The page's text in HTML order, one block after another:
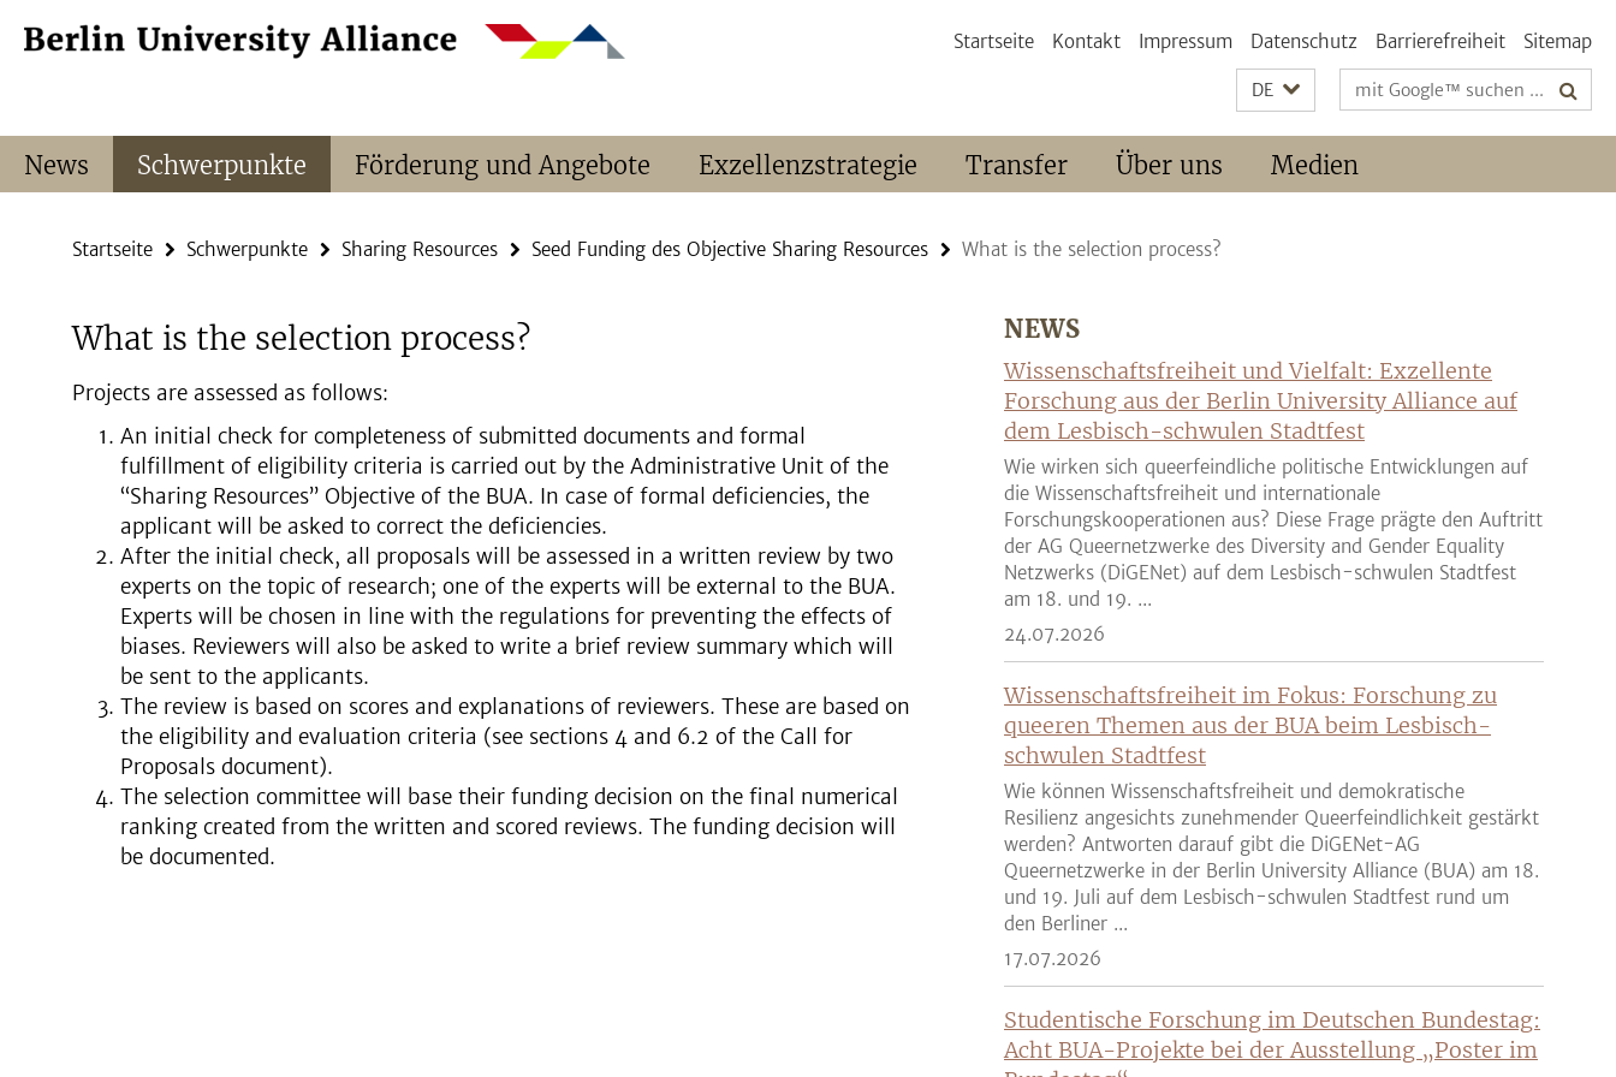
direkt
Service-
Startseite Kontakt Impressum Datenschutz Barrierefreiheit Sitemap
DE Suchbegriffe
News Schwerpunkte Förderung und Angebote Exzellenzstrategie Transfer Über uns Medien
Startseite Schwerpunkte Sharing Resources Seed Funding des Objective Sharing Resources What is the selection process?
What is the selection process?
Projects are assessed as follows:
An initial check for completeness of submitted documents and formal
fulfillment of eligibility criteria is carried out by the Administrative Unit of the
“Sharing Resources” Objective of the BUA. In case of formal deficiencies, the
applicant will be asked to correct the deficiencies.
After the initial check, all proposals will be assessed in a written review by two
experts on the topic of research; one of the experts will be external to the BUA.
Experts will be chosen in line with the regulations for preventing the effects of
biases. Reviewers will also be asked to write a brief review summary which will
be sent to the applicants.
The review is based on scores and explanations of reviewers. These are based on
the eligibility and evaluation criteria (see sections 4 and 6.2 of the Call for
Proposals document).
The selection committee will base their funding decision on the final numerical
ranking created from the written and scored reviews. The funding decision will
be documented.
NEWS
Wissenschaftsfreiheit und Vielfalt: Exzellente
Forschung aus der Berlin University Alliance auf
dem Lesbisch-schwulen Stadtfest
Wie wirken sich queerfeindliche politische Entwicklungen auf
die Wissenschaftsfreiheit und internationale
Forschungskooperationen aus? Diese Frage prägte den Auftritt
der AG Queernetzwerke des Diversity and Gender Equality
Netzwerks (DiGENet) auf dem Lesbisch-schwulen Stadtfest
am 18. und 19. ...
24.07.2026
Wissenschaftsfreiheit im Fokus: Forschung zu
queeren Themen aus der BUA beim Lesbisch-
schwulen Stadtfest
Wie können Wissenschaftsfreiheit und demokratische
Resilienz angesichts zunehmender Queerfeindlichkeit gestärkt
werden? Antworten darauf gibt die DiGENet-AG
Queernetzwerke in der Berlin University Alliance (BUA) am 18.
und 19. Juli auf dem Lesbisch-schwulen Stadtfest rund um
den Berliner ...
17.07.2026
Studentische Forschung im Deutschen Bundestag:
Acht BUA-Projekte bei der Ausstellung „Poster im